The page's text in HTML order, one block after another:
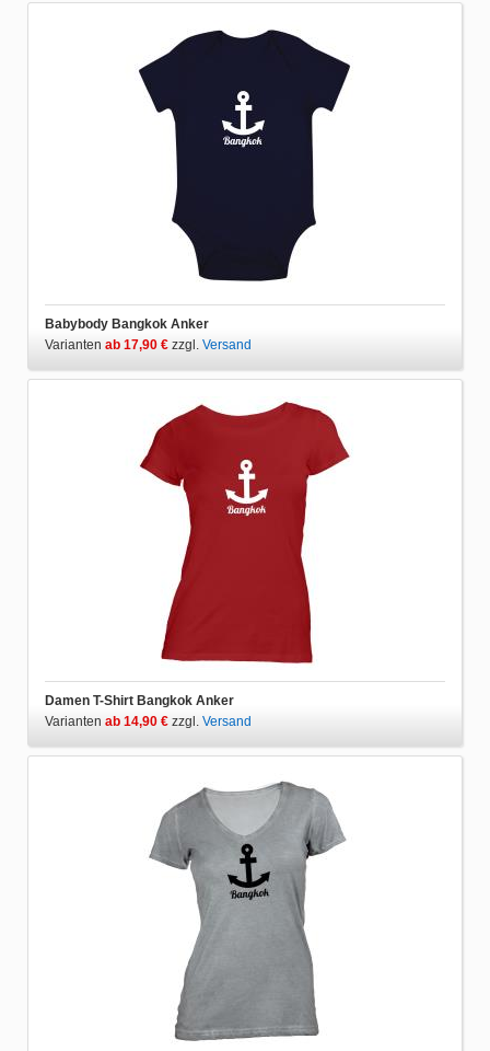
Babybody Bangkok Anker
Varianten ab 17,90 € zzgl. Versand
Damen T-Shirt Bangkok Anker
Varianten ab 14,90 € zzgl. Versand